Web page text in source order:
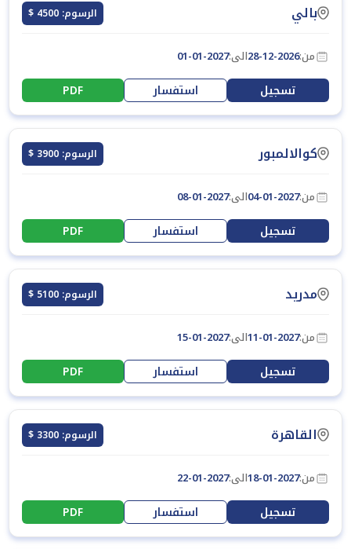
بالي الرسوم: 4500 $
من:28-12-2026الى:01-01-2027
تسجيل استفسار PDF
كوالالمبور الرسوم: 3900 $
من:04-01-2027الى:08-01-2027
تسجيل استفسار PDF
مدريد الرسوم: 5100 $
من:11-01-2027الى:15-01-2027
تسجيل استفسار PDF
القاهرة الرسوم: 3300 $
من:18-01-2027الى:22-01-2027
تسجيل استفسار PDF